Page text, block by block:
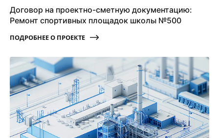
Договор на проектно-сметную документацию:
Ремонт спортивных площадок школы №500
ПОДРОБНЕЕ О ПРОЕКТЕ